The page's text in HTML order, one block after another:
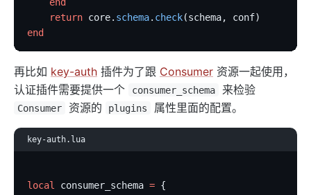
    return
core. schema. check(schema, conf)
end
再比如 key-auth 插件为了跟 Consumer 资源一起使用，
认证插件需要提供一个
consumer_schema 来检验
Consumer 资源的 plugins 属性里面的配置。
key-auth.lua
local consumer_schema = {